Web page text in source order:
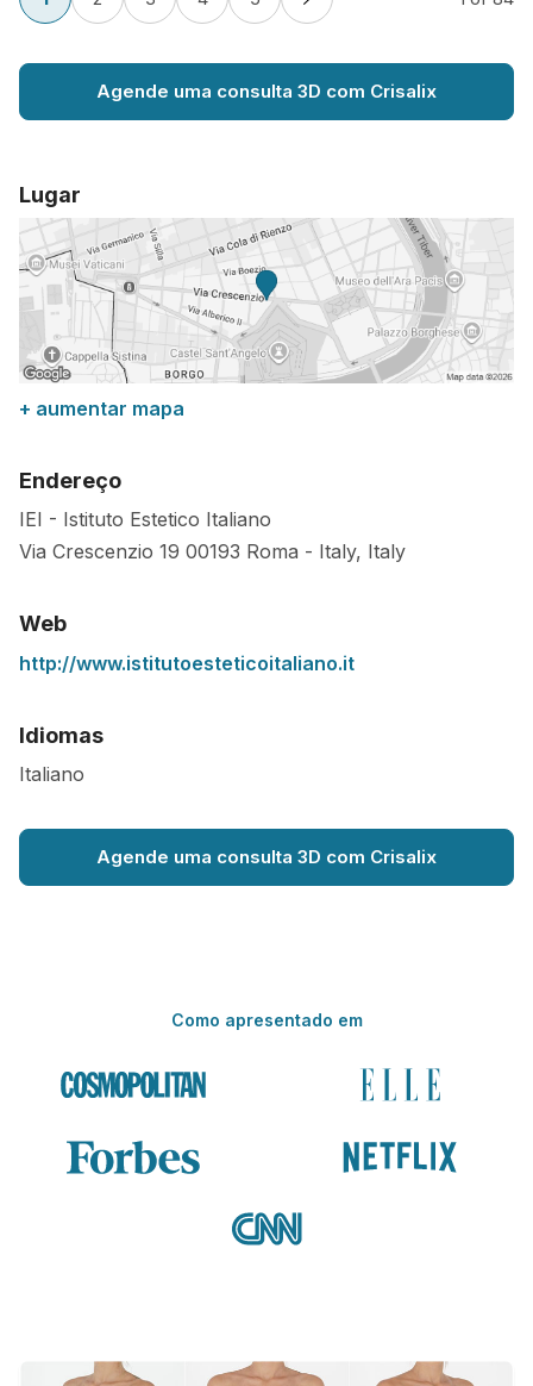
Agende uma consulta 3D com Crisalix
Lugar
+ aumentar mapa
Endereço
IEI - Istituto Estetico Italiano
Via Crescenzio 19 00193 Roma - Italy, Italy
Web
http://www.istitutoesteticoitaliano.it
Idiomas
Italiano
Agende uma consulta 3D com Crisalix
Como apresentado em